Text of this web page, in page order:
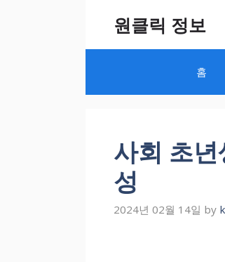
원클릭 정보
홈
사회 초
성
2024년 02월 14일 by